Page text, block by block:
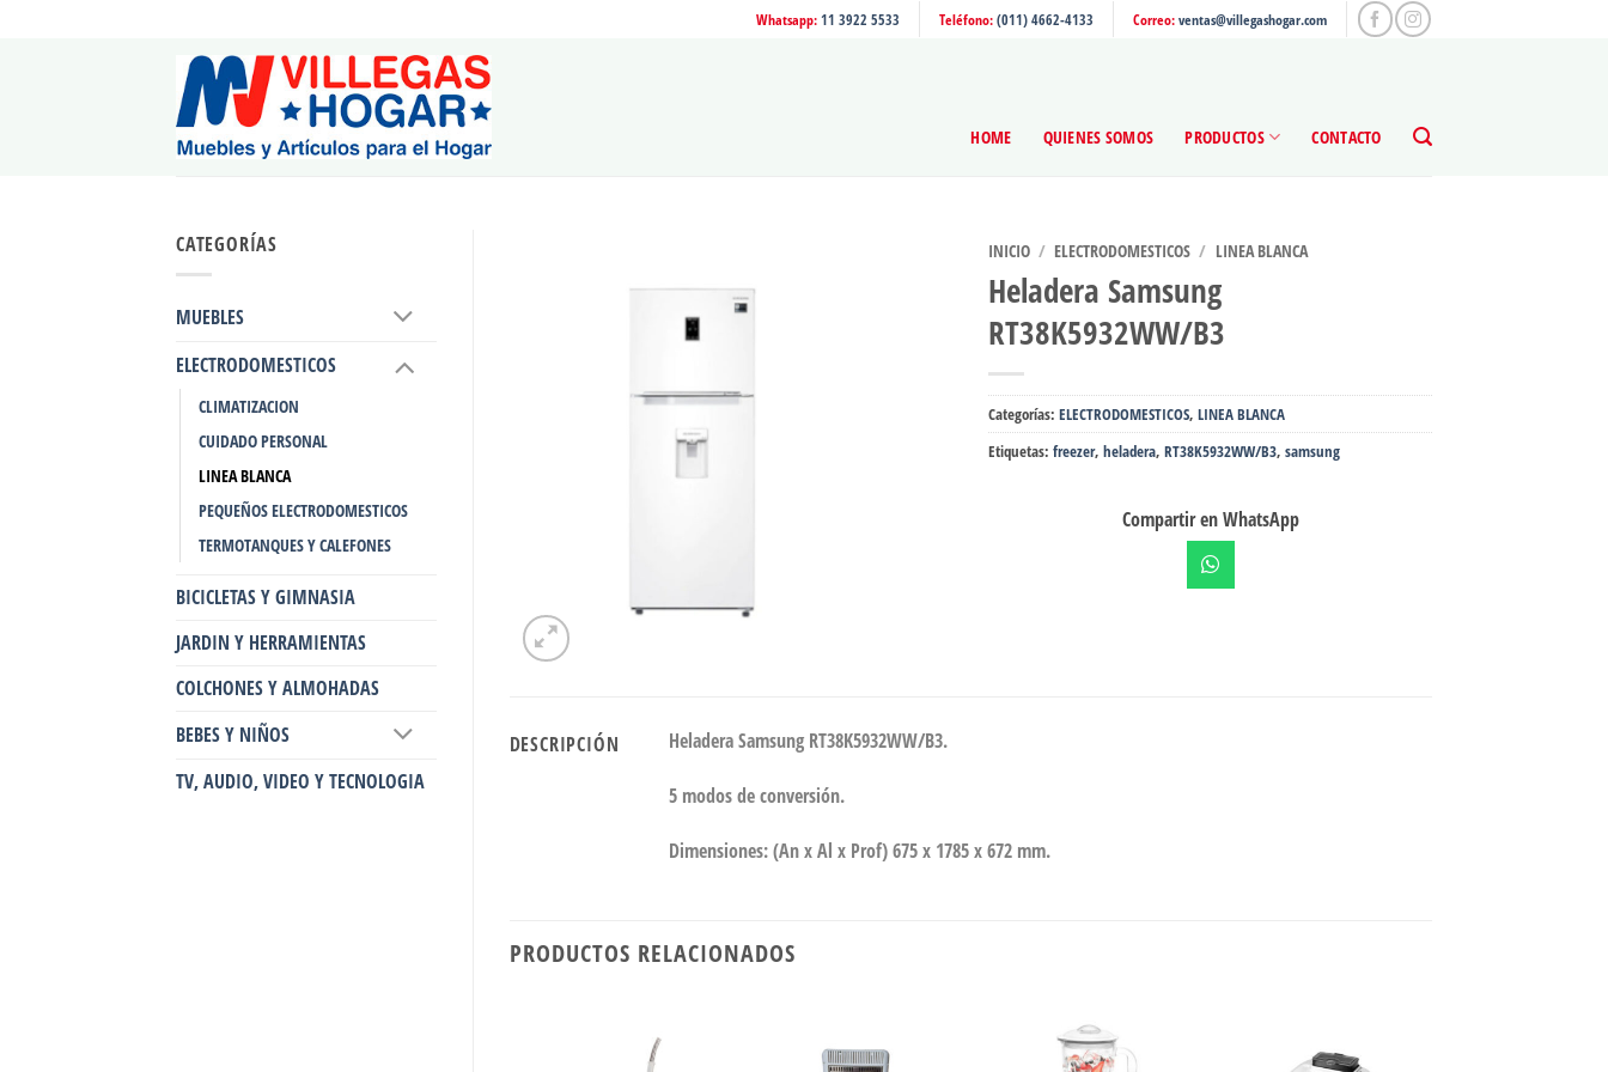
Whatsapp:11 3922 5533 Teléfono:(011) 4662-4133 Correo:ventas@villegashogar.com
HOME QUIENES SOMOS PRODUCTOS CONTACTO
CATEGORÍAS
MUEBLES
ELECTRODOMESTICOS
CLIMATIZACION
CUIDADO PERSONAL
LINEA BLANCA
PEQUEÑOS ELECTRODOMESTICOS
TERMOTANQUES Y CALEFONES
BICICLETAS Y GIMNASIA
JARDIN Y HERRAMIENTAS
COLCHONES Y ALMOHADAS
BEBES Y NIÑOS
TV, AUDIO, VIDEO Y TECNOLOGIA
INICIO / ELECTRODOMESTICOS / LINEA BLANCA
Heladera Samsung
RT38K5932WW/B3
Categorías:ELECTRODOMESTICOS,LINEA BLANCA
Etiquetas:freezer,heladera,RT38K5932WW/B3,samsung
Compartir en WhatsApp
DESCRIPCIÓN Heladera Samsung RT38K5932WW/B3.
5 modos de conversión.
Dimensiones: (An x Al x Prof) 675 x 1785 x 672 mm.
PRODUCTOS RELACIONADOS